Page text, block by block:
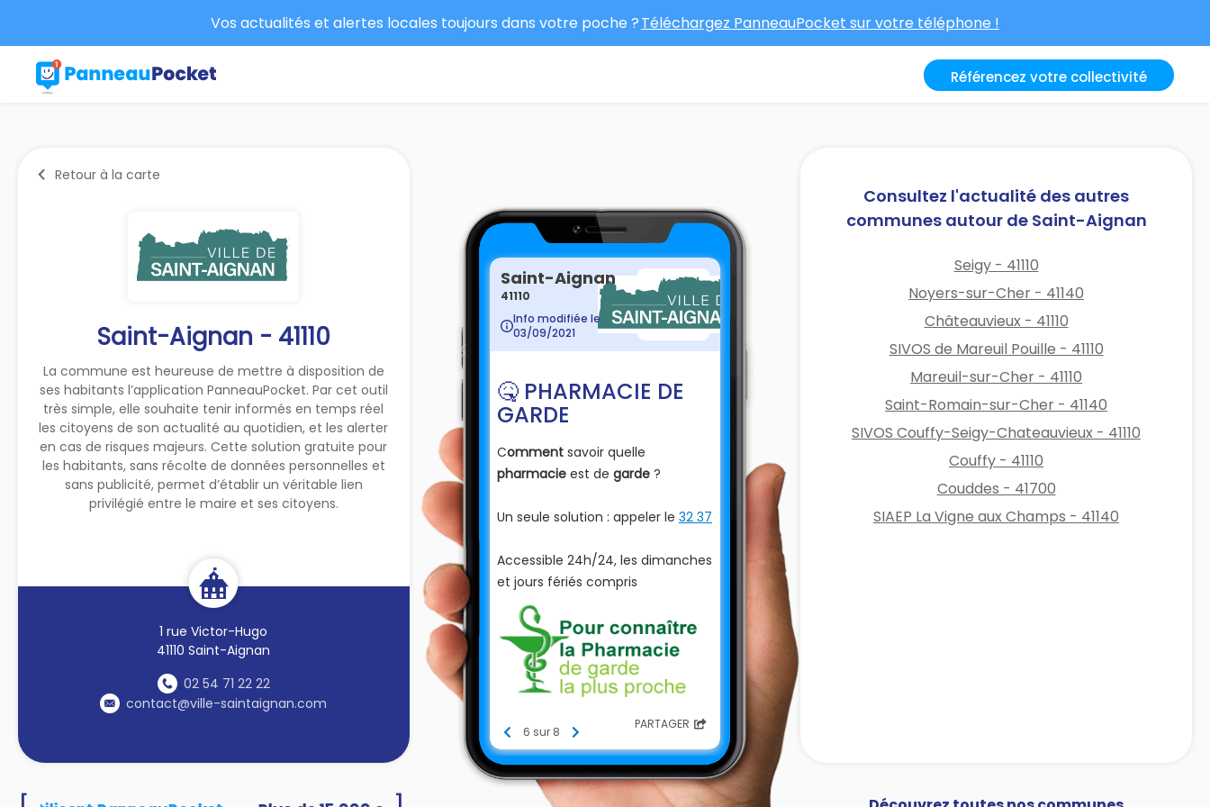
Vos actualités et alertes locales toujours dans votre poche ?Téléchargez PanneauPocket sur votre téléphone !
Référencez votre collectivité
Retour à la carte
Saint-Aignan - 41110
La commune est heureuse de mettre à disposition de
ses habitants l’application PanneauPocket. Par cet outil
très simple, elle souhaite tenir informés en temps réel
les citoyens de son actualité au quotidien, et les alerter
en cas de risques majeurs. Cette solution gratuite pour
les habitants, sans récolte de données personnelles et
sans publicité, permet d’établir un véritable lien
privilégié entre le maire et ses citoyens.
1 rue Victor-Hugo
41110 Saint-Aignan
02 54 71 22 22
contact@ville-saintaignan.com
Saint-Aignan
41110
Info modifiée le
03/09/2021
🤒 PHARMACIE DE
GARDE
Commentsavoir quelle
pharmacieest de garde?
Un seule solution : appeler le 32 37
Accessible 24h/24, les dimanches
et jours fériés compris
6 sur 8 PARTAGER
Consultez l'actualité des autres
communes autour de Saint-Aignan
Seigy - 41110
Noyers-sur-Cher - 41140
Châteauvieux - 41110
SIVOS de Mareuil Pouille - 41110
Mareuil-sur-Cher - 41110
Saint-Romain-sur-Cher - 41140
SIVOS Couffy-Seigy-Chateauvieux - 41110
Couffy - 41110
Couddes - 41700
SIAEP La Vigne aux Champs - 41140